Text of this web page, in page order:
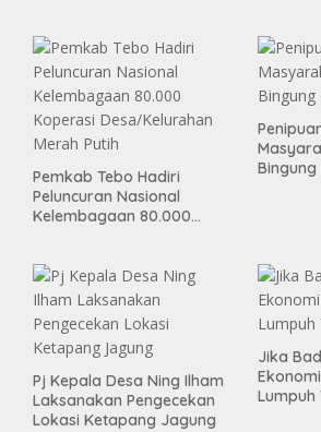
Pemkab Tebo Hadiri
Peluncuran Nasional
Kelembagaan 80.000
Bingung
Pj Kepala Desa Ning Ilham
Laksanakan Pengecekan
Lokasi Ketapang Jagung
Jika
Lumpuh